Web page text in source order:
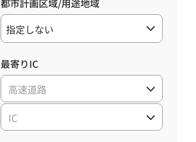
都市計画区域/用途地域
最寄りIC
高速道路
IC